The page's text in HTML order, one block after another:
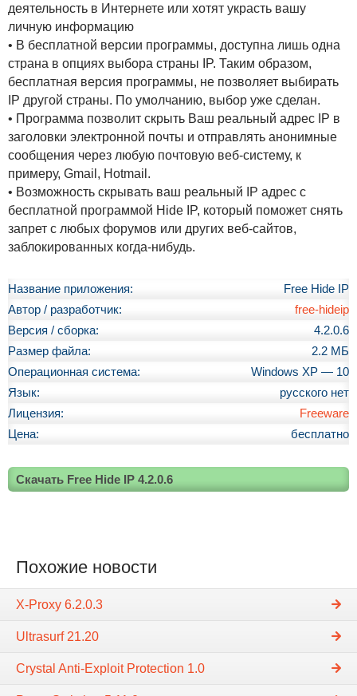
деятельность в Интернете или хотят украсть вашу
личную информацию
• В бесплатной версии программы, доступна лишь одна
страна в опциях выбора страны IP. Таким образом,
бесплатная версия программы, не позволяет выбирать
IP другой страны. По умолчанию, выбор уже сделан.
• Программа позволит скрыть Ваш реальный адрес IP в
заголовки электронной почты и отправлять анонимные
сообщения через любую почтовую веб-систему, к
примеру, Gmail, Hotmail.
• Возможность скрывать ваш реальный IP адрес с
бесплатной программой Hide IP, который поможет снять
запрет с любых форумов или других веб-сайтов,
заблокированных когда-нибудь.
Название приложения:
Free Hide IP
Автор / разработчик:
free-hideip
Версия / сборка:
4.2.0.6
Размер файла:
2.2 МБ
Операционная система:
Windows XP — 10
Язык:
русского нет
Лицензия:
Freeware
Цена:
бесплатно
Скачать Free Hide IP 4.2.0.6
Похожие новости
X-Proxy 6.2.0.3
Ultrasurf 21.20
Crystal Anti-Exploit Protection 1.0